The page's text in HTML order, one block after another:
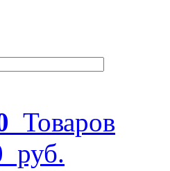
Товаров
руб.